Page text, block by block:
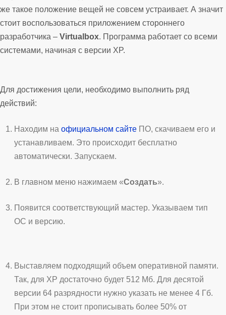
же такое положение вещей не совсем устраивает. А значит
стоит воспользоваться приложением стороннего
разработчика – Virtualbox. Программа работает со всеми
системами, начиная с версии XP.
Для достижения цели, необходимо выполнить ряд
действий:
Находим наофициальном сайте ПО, скачиваем его и
устанавливаем. Это происходит бесплатно
автоматически. Запускаем.
В главном меню нажимаем «Создать».
Появится соответствующий мастер. Указываем тип
ОС и версию.
Выставляем подходящий объем оперативной памяти.
Так, для XP достаточно будет 512 Мб. Для десятой
версии 64 разрядности нужно указать не менее 4 Гб.
При этом не стоит прописывать более 50% от